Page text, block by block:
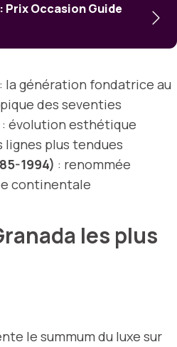
Prix Occasion Guide
: la génération fondatrice au
des seventies
: évolution esthétique
lignes plus tendues
1994) : renommée
continentale
les plus
le summum du luxe sur